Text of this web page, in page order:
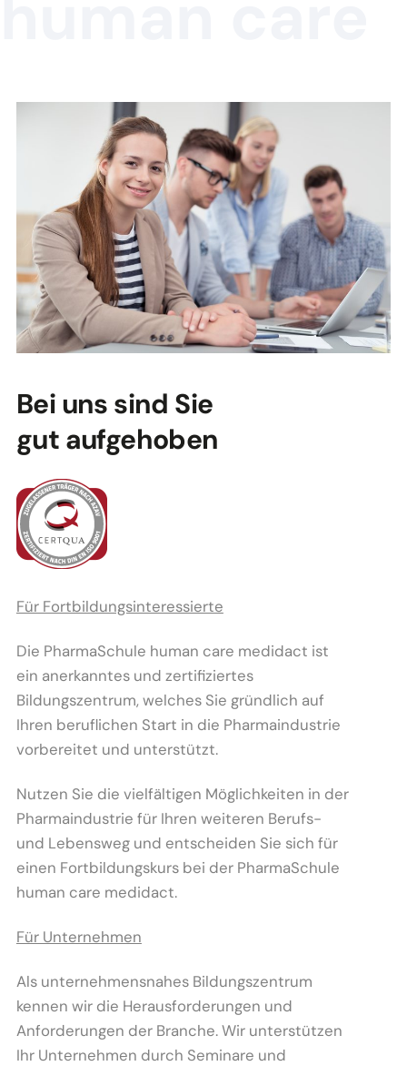
Bei uns sind Sie
gut aufgehoben
Für Fortbildungsinteressierte
Die PharmaSchule human care medidact ist
ein anerkanntes und zertifiziertes
Bildungszentrum, welches Sie gründlich auf
Ihren beruflichen Start in die Pharmaindustrie
vorbereitet und unterstützt.
Nutzen Sie die vielfältigen Möglichkeiten in der
Pharmaindustrie für Ihren weiteren Berufs-
und Lebensweg und entscheiden Sie sich für
einen Fortbildungskurs bei der PharmaSchule
human care medidact.
Für Unternehmen
Als unternehmensnahes Bildungszentrum
kennen wir die Herausforderungen und
Anforderungen der Branche. Wir unterstützen
Ihr Unternehmen durch Seminare und